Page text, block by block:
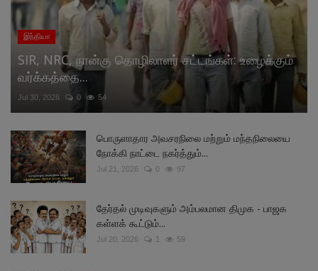
இந்தியா
SIR, NRC, நான்கு தொழிலாளர் சட்டங்கள்: உழைக்கும்
வர்க்கத்தை...
Jul 30, 2026 0 54
பொருளாதார அவசரநிலை மற்றும் மந்தநிலையை
நோக்கி நாட்டை நகர்த்தும்...
Jul 21, 2026 0 97
தேர்தல் முடிவுகளும் அம்பலமான திமுக - பாஜக
கள்ளக் கூட்டும்...
Jul 20, 2026 1 59